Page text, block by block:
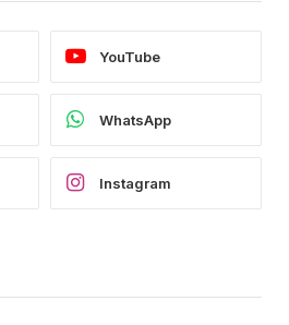
YouTube
WhatsApp
Instagram